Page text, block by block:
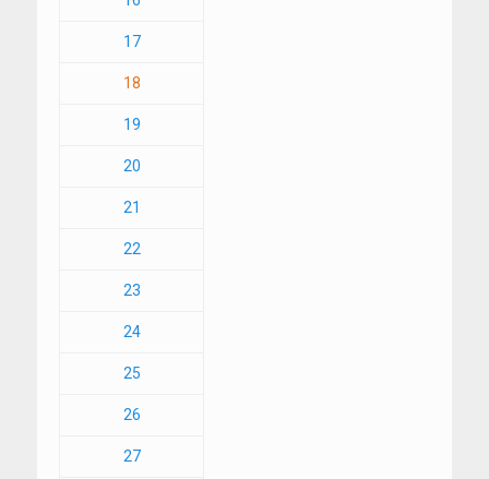
17
18
19
20
21
22
23
24
25
26
27